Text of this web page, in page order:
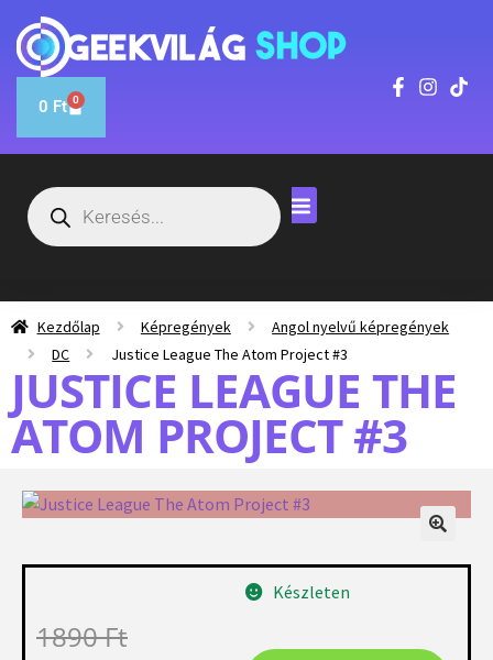
0 Ft 0
Kezdőlap Képregények
Angol nyelvű képregények
DC
Justice League The Atom Project #3
JUSTICE LEAGUE THE
ATOM PROJECT #3
1890Ft
Készleten